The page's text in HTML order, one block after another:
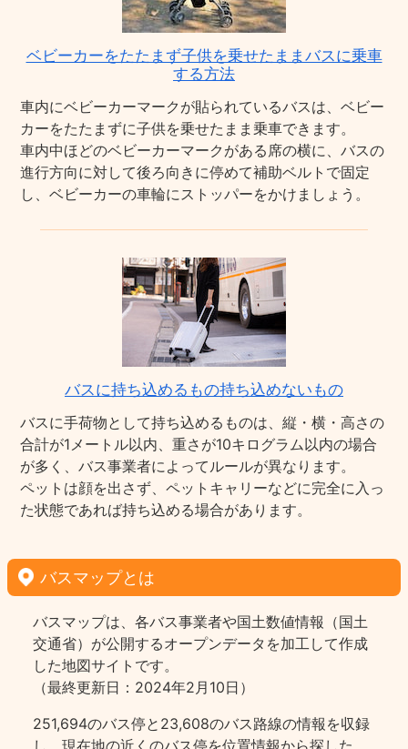
ベビーカーをたたまず子供を乗せたままバスに乗車
する方法
車内にベビーカーマークが貼られているバスは、ベビー
カーをたたまずに子供を乗せたまま乗車できます。
車内中ほどのベビーカーマークがある席の横に、バスの
進行方向に対して後ろ向きに停めて補助ベルトで固定
し、ベビーカーの車輪にストッパーをかけましょう。
バスに持ち込めるもの持ち込めないもの
バスに手荷物として持ち込めるものは、縦・横・高さの
合計が1メートル以内、重さが10キログラム以内の場合
が多く、バス事業者によってルールが異なります。
ペットは顔を出さず、ペットキャリーなどに完全に入っ
た状態であれば持ち込める場合があります。
バスマップとは
バスマップは、各バス事業者や国土数値情報（国土
交通省）が公開するオープンデータを加工して作成
した地図サイトです。
（最終更新日：2024年2月10日）
251,694のバス停と23,608のバス路線の情報を収録
し、現在地の近くのバス停を位置情報から探した